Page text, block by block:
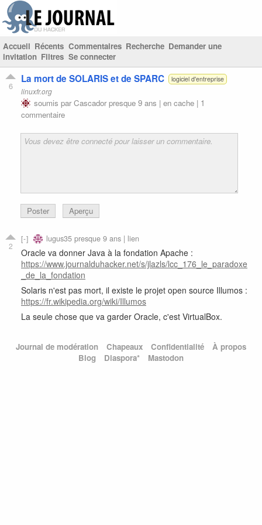
Accueil Récents Commentaires Recherche Demander une
invitation Filtres Se connecter
6
La mort de SOLARIS et de SPARC logiciel d'entreprise
linuxfr.org
soumis parCascadorpresque 9 ans | en cache | 1
commentaire
Poster Aperçu
2
lugus35presque 9 ans | lien
Oracle va donner Java à la fondation Apache :
https://www.journalduhacker.net/s/jlazls/lcc_176_le_paradoxe
_de_la_fondation
Solaris n'est pas mort, il existe le projet open source Illumos :
https://fr.wikipedia.org/wiki/Illumos
La seule chose que va garder Oracle, c'est VirtualBox.
Journal de modération Chapeaux Confidentialité
À propos
Blog
Diaspora* Mastodon